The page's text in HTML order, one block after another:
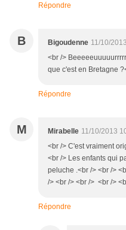
Répondre
B Bigoudenne 11/10/
<br />
que c'est en Bretagne
Répondre
M Mirabelle 11/10/2013
<br /> C'est vraiment
<br /> Les enfants qui
peluche .<br /> <br />
/> <br /> <br /> <br />
Répondre